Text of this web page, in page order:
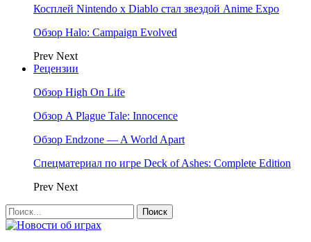
Косплей Nintendo x Diablo стал звездой Anime Expo
Обзор Halo: Campaign Evolved
Prev Next
Рецензии
Обзор High On Life
Обзор A Plague Tale: Innocence
Обзор Endzone — A World Apart
Спецматериал по игре Deck of Ashes: Complete Edition
Prev Next